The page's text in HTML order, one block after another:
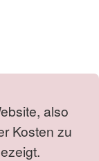
also
Kosten zu